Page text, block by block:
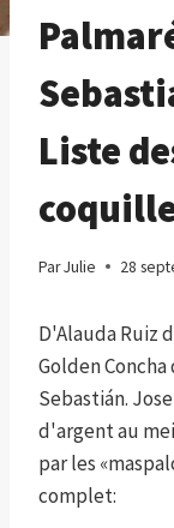
Liste
ParJulie 28
D'Alauda Ruiz
Golden
Sebastián.
d'argent au
par les
complet: